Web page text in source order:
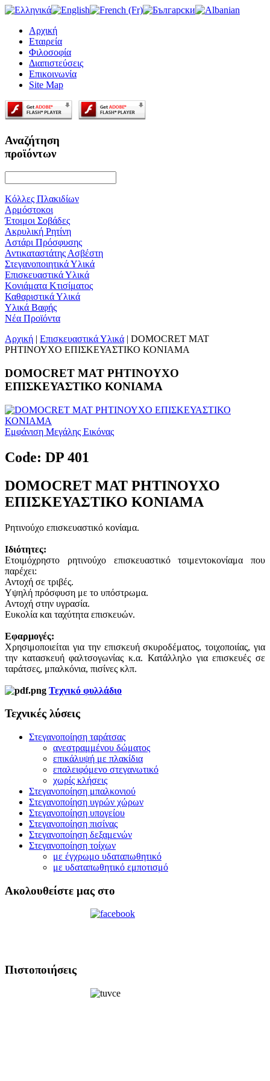
Αρχική
Εταιρεία
Φιλοσοφία
Διαπιστεύσεις
Επικοινωνία
Site Map
Αναζήτηση
προϊόντων
Κόλλες Πλακιδίων
Αρμόστοκοι
Έτοιμοι Σοβάδες
Ακρυλική Ρητίνη
Αστάρι Πρόσφυσης
Αντικαταστάτης Ασβέστη
Στεγανοποιητικά Υλικά
Επισκευαστικά Υλικά
Κονιάματα Κτισίματος
Καθαριστικά Υλικά
Υλικά Βαφής
Νέα Προϊόντα
Αρχική | Επισκευαστικά Υλικά | DOMOCRET MAT
ΡΗΤΙΝΟΥΧΟ ΕΠΙΣΚΕΥΑΣΤΙΚΟ ΚΟΝΙΑΜΑ
DOMOCRET MAT ΡΗΤΙΝΟΥΧΟ
ΕΠΙΣΚΕΥΑΣΤΙΚΟ ΚΟΝΙΑΜΑ
Εμφάνιση Μεγάλης Εικόνας
Code: DP 401
DOMOCRET MAT ΡΗΤΙΝΟΥΧΟ
ΕΠΙΣΚΕΥΑΣΤΙΚΟ ΚΟΝΙΑΜΑ
Ρητινούχο επισκευαστικό κονίαμα.
Ιδιότητες:
Ετοιμόχρηστο ρητινούχο επισκευαστικό τσιμεντοκονίαμα που
παρέχει:
Αντοχή σε τριβές.
Υψηλή πρόσφυση με το υπόστρωμα.
Αντοχή στην υγρασία.
Ευκολία και ταχύτητα επισκευών.
Εφαρμογές:
Χρησιμοποιείται για την επισκευή σκυροδέματος, τοιχοποιίας, για
την κατασκευή φαλτσογωνίας κ.α. Κατάλληλο για επισκευές σε
ταράτσες, μπαλκόνια, πισίνες κλπ.
Τεχνικό φυλλάδιο
Τεχνικές λύσεις
Στεγανοποίηση ταράτσας
ανεστραμμένου δώματος
επικάλυψή με πλακίδια
επαλειφόμενο στεγανωτικό
χωρίς κλήσεις
Στεγανοποίηση μπαλκονιού
Στεγανοποίηση υγρών χώρων
Στεγανοποίηση υπογείου
Στεγανοποίηση πισίνας
Στεγανοποίηση δεξαμενών
Στεγανοποίηση τοίχων
με έγχρωμο υδαταπωθητικό
με υδαταπωθητικό εμποτισμό
Ακολουθείστε μας στο
Πιστοποιήσεις